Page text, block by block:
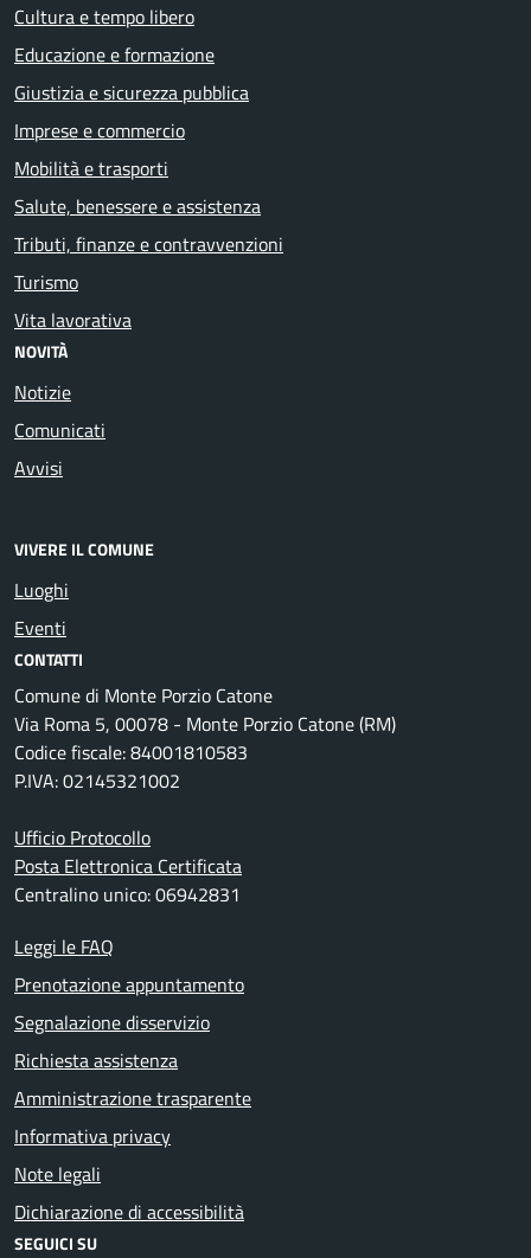
Cultura e tempo libero
Educazione e formazione
Giustizia e sicurezza pubblica
Imprese e commercio
Mobilità e trasporti
Salute, benessere e assistenza
Tributi, finanze e contravvenzioni
Turismo
Vita lavorativa
NOVITÀ
Notizie
Comunicati
Avvisi
VIVERE IL COMUNE
Luoghi
Eventi
CONTATTI
Comune di Monte Porzio Catone
Via Roma 5, 00078 - Monte Porzio Catone (RM)
Codice fiscale: 84001810583
P.IVA: 02145321002
Ufficio Protocollo
Posta Elettronica Certificata
Centralino unico: 06942831
Leggi le FAQ
Prenotazione appuntamento
Segnalazione disservizio
Richiesta assistenza
Amministrazione trasparente
Informativa privacy
Note legali
Dichiarazione di accessibilità
SEGUICI SU